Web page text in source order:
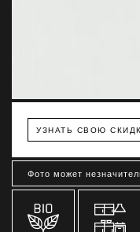
УЗНАТЬ СВОЮ
Фото может